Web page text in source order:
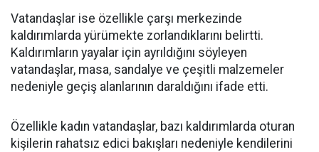
Vatandaşlar ise özellikle çarşı merkezinde
kaldırımlarda yürümekte zorlandıklarını belirtti.
Kaldırımların yayalar için ayrıldığını söyleyen
vatandaşlar, masa, sandalye ve çeşitli malzemeler
nedeniyle geçiş alanlarının daraldığını ifade etti.
Özellikle kadın vatandaşlar, bazı kaldırımlarda oturan
kişilerin rahatsız edici bakışları nedeniyle kendilerini